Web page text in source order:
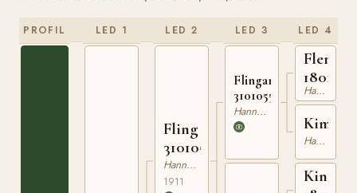
PROFIL LED 1 LED 2
Fling
310105411
Hannoveranare
1911
LED 3
Flingarth
310105506
Hannoveranare
LED 4
Hannoveranare
Hannoveranare
King